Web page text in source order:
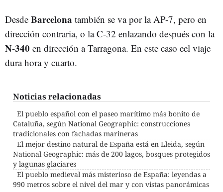
Desde Barcelona también se va por la AP-7, pero en
dirección contraria, o la C-32 enlazando después con la
N-340 en dirección a Tarragona. En este caso eel viaje
dura hora y cuarto.
Noticias relacionadas
El pueblo español con el paseo marítimo más bonito de
Cataluña, según National Geographic: construcciones
tradicionales con fachadas marineras
El mejor destino natural de España está en Lleida, según
National Geographic: más de 200 lagos, bosques protegidos
y lagunas glaciares
El pueblo medieval más misterioso de España: leyendas a
990 metros sobre el nivel del mar y con vistas panorámicas